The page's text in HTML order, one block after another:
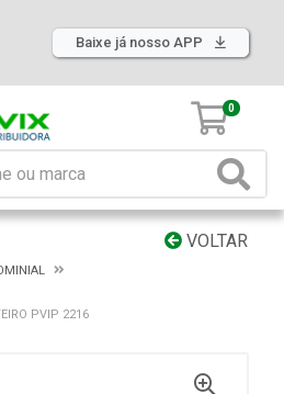
Baixe já nosso APP
0
VOLTAR
PVIP 2216